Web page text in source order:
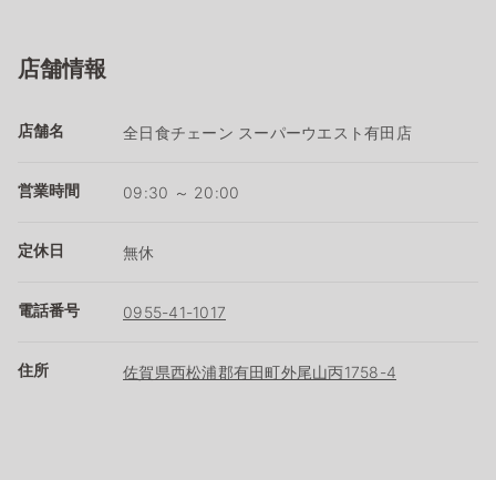
店舗情報
店舗名 全日食チェーン スーパーウエスト有田店
営業時間 09:30 ～ 20:00
定休日 無休
電話番号 0955-41-1017
住所 佐賀県西松浦郡有田町外尾山丙1758-4